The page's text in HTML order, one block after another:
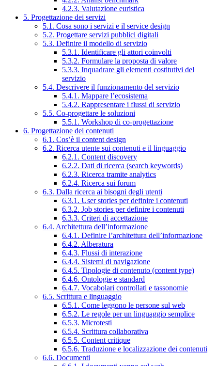
4.2.3. Valutazione euristica
5. Progettazione dei servizi
5.1. Cosa sono i servizi e il service design
5.2. Progettare servizi pubblici digitali
5.3. Definire il modello di servizio
5.3.1. Identificare gli attori coinvolti
5.3.2. Formulare la proposta di valore
5.3.3. Inquadrare gli elementi costitutivi del
servizio
5.4. Descrivere il funzionamento del servizio
5.4.1. Mappare l’ecosistema
5.4.2. Rappresentare i flussi di servizio
5.5. Co-progettare le soluzioni
5.5.1. Workshop di co-progettazione
6. Progettazione dei contenuti
6.1. Cos’è il content design
6.2. Ricerca utente sui contenuti e il linguaggio
6.2.1. Content discovery
6.2.2. Dati di ricerca (search keywords)
6.2.3. Ricerca tramite analytics
6.2.4. Ricerca sui forum
6.3. Dalla ricerca ai bisogni degli utenti
6.3.1. User stories per definire i contenuti
6.3.2. Job stories per definire i contenuti
6.3.3. Criteri di accettazione
6.4. Architettura dell’informazione
6.4.1. Definire l’architettura dell’informazione
6.4.2. Alberatura
6.4.3. Flussi di interazione
6.4.4. Sistemi di navigazione
6.4.5. Tipologie di contenuto (content type)
6.4.6. Ontologie e standard
6.4.7. Vocabolari controllati e tassonomie
6.5. Scrittura e linguaggio
6.5.1. Come leggono le persone sul web
6.5.2. Le regole per un linguaggio semplice
6.5.3. Microtesti
6.5.4. Scrittura collaborativa
6.5.5. Content critique
6.5.6. Traduzione e localizzazione dei contenuti
6.6. Documenti